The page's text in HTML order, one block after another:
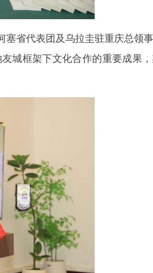
省代表团及乌拉圭驻重庆总领
城框架下文化合作的重要成果